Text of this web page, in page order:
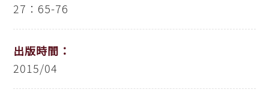
27：65-76
出版時間：
2015/04